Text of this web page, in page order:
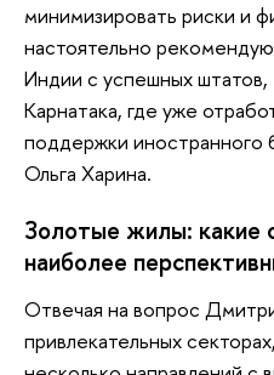
минимизировать риски и
настоятельно
Индии с успешных штатов,
Карнатака, где уже
поддержки иностранного
Ольга Харина.
Золотые жилы: какие
наиболее
Отвечая на вопрос
привлекательных